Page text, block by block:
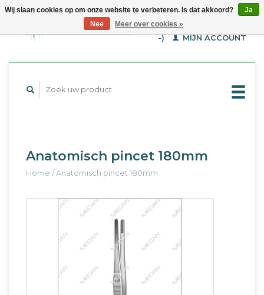
WINKELWAGEN (€--,-
-)
MIJN ACCOUNT
Anatomisch pincet 180mm
Home /Anatomisch pincet 180mm
Wij slaan cookies op om onze website te verbeteren. Is dat akkoord?
Ja
Nee
Meer over cookies »